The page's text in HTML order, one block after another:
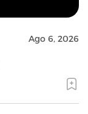
Ago 6, 2026